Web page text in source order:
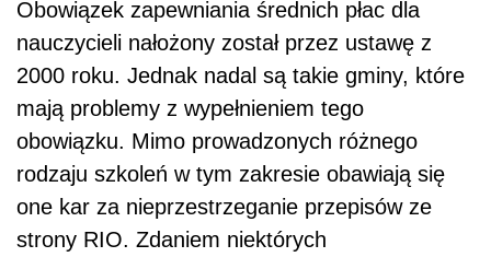
Obowiązek zapewniania średnich płac dla
nauczycieli nałożony został przez ustawę z
2000 roku. Jednak nadal są takie gminy, które
mają problemy z wypełnieniem tego
obowiązku. Mimo prowadzonych różnego
rodzaju szkoleń w tym zakresie obawiają się
one kar za nieprzestrzeganie przepisów ze
strony RIO. Zdaniem niektórych